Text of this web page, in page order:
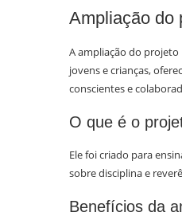
Ampliação do
A ampliação do projeto
jovens e crianças,
conscientes e
O que é o
Ele foi criado para
sobre disciplina e
Benefícios da